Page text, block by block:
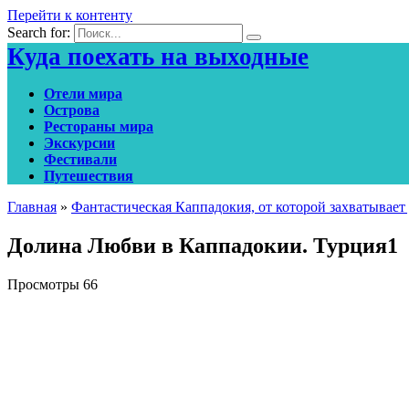
Перейти к контенту
Search for:
Куда поехать на выходные
Отели мира
Острова
Рестораны мира
Экскурсии
Фестивали
Путешествия
Главная » Фантастическая Каппадокия, от которой
Долина Любви в Каппадокии. Турция1
Просмотры 66